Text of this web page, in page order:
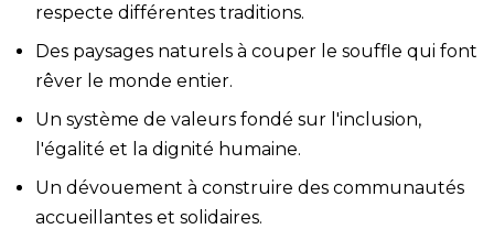
respecte différentes traditions.
Des paysages naturels à couper le souffle qui font
rêver le monde entier.
Un système de valeurs fondé sur l'inclusion,
l'égalité et la dignité humaine.
Un dévouement à construire des communautés
accueillantes et solidaires.